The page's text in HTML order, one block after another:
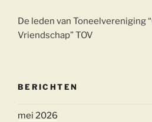
De leden van Toneelvereniging
Vriendschap” TOV
BERICHTEN
mei 2026